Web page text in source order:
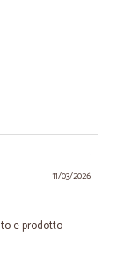
11/03/2026
e prodotto